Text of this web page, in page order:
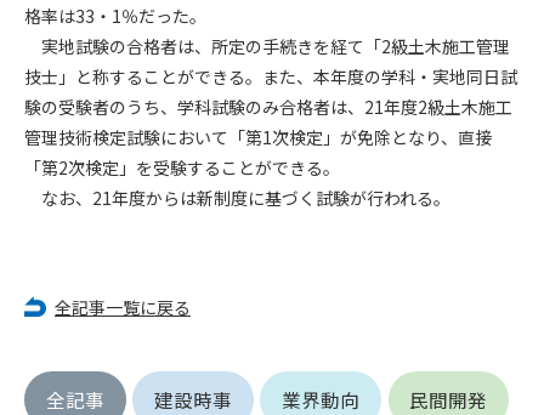
格率は33・1％だった。
実地試験の合格者は、所定の手続きを経て「2級土木施工管理
技士」と称することができる。また、本年度の学科・実地同日試
験の受験者のうち、学科試験のみ合格者は、21年度2級土木施工
管理技術検定試験において「第1次検定」が免除となり、直接
「第2次検定」を受験することができる。
なお、21年度からは新制度に基づく試験が行われる。
全記事一覧に戻る
全記事 建設時事 業界動向 民間開発
(1) 会員申し込みをした者が実在しなかった場合
(2) 本規約に違反した場合/li>
(3) 会員申し込みの際、申告事項に虚偽があった場合
(4) 会員申込者が管理者所定の手続き通りに会員申込手続き処
理を行わなかった場合
(5) その他管理者が会員とすることを不適当と判断した場合
2. 管理者は承認後であっても承認した会員が前項の何れかに該
当することが判明した場合、会員資格を取り消すことがあり
1. 会員は申込の際に管理者が発行したIDおよびパスワードの使
2. 会員は、自己のIDおよびパスワードを、貸与、譲渡、売買、
その他形態を問わず、第三者に利用させることはできませ